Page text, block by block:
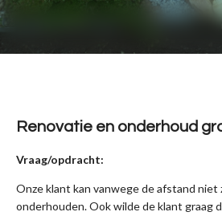
Renovatie en onderhoud
Vraag/opdracht:
Onze klant kan vanwege de afstand niet
onderhouden. Ook wilde de klant graag